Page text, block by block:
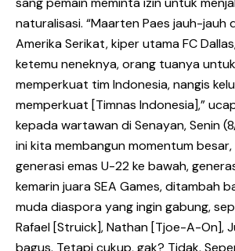
naturalisasi. “Maarten Paes jauh-jauh
Amerika Serikat, kiper utama FC
ketemu neneknya, orang tuanya
memperkuat tim Indonesia, nangis
memperkuat [Timnas Indonesia],”
kepada wartawan di Senayan, Senin
ini kita membangun momentum
generasi emas U-22 ke bawah,
kemarin juara SEA Games, ditambah
muda diaspora yang ingin gabung,
Rafael [Struick], Nathan [Tjoe-A-On],
bagus. Tetapi cukup, gak? Tidak.